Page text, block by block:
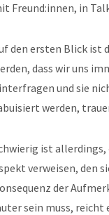
Freund:innen, in
den ersten Blick ist
dass wir uns
und sie
werden,
ist allerdings,
verweisen, den
der
sein muss, reicht